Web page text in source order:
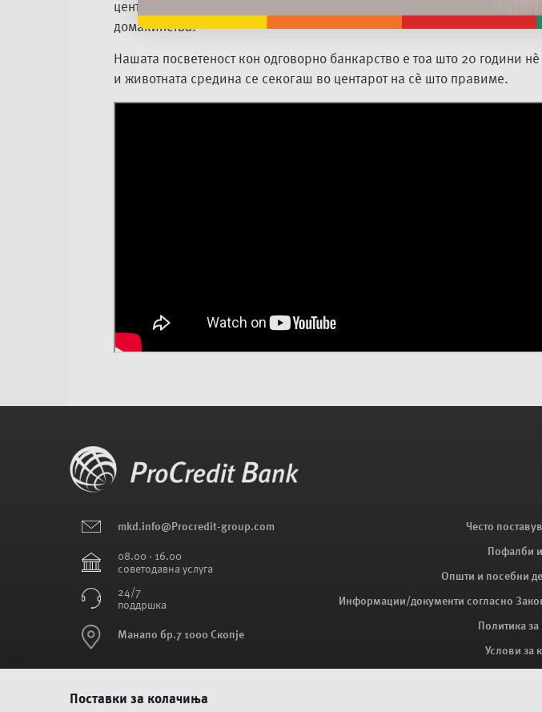
централи што на одржлив начин произведуваат електрична
домаќинства.
Нашата посветеност кон одговорно банкарство е тоа што 20 години нè
и животната средина се секогаш во центарот на сè што правиме.
mkd.info@Procredit-group.com
08.00 - 16.00
советодавна услуга
24/7
поддршка
Манапо бр.7 1000 Скопје
Често
Пофалби
Општи и посебни
Информации/документи согласно
Политика
Услови за
Поставки за колачиња